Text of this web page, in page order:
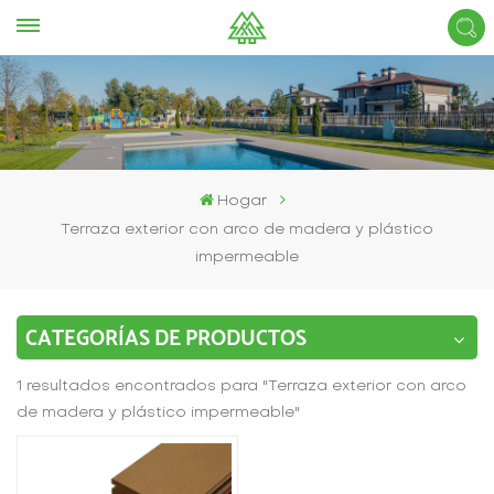
Hogar
Terraza exterior con arco de madera y plástico
impermeable
CATEGORÍAS DE PRODUCTOS
1 resultados encontrados para "Terraza exterior con arco
de madera y plástico impermeable"